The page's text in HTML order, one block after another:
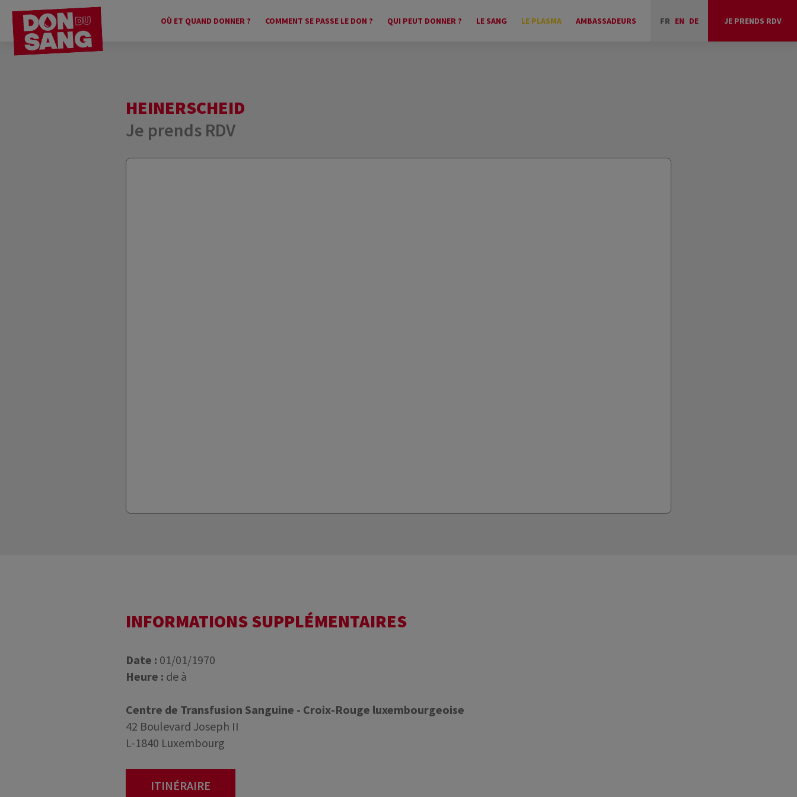
OÙ ET QUAND DONNER ? COMMENT SE PASSE LE DON ? QUI PEUT DONNER ? LE SANG LE PLASMA AMBASSADEURS FR EN DE JE PRENDS RDV
HEINERSCHEID
Je prends RDV
INFORMATIONS SUPPLÉMENTAIRES
Date : 01/01/1970
Heure : de à
Centre de Transfusion Sanguine - Croix-Rouge luxembourgeoise
42 Boulevard Joseph II
L-1840 Luxembourg
ITINÉRAIRE